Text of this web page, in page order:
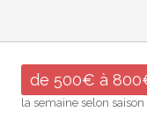
de 500€ à
la semaine selon saison